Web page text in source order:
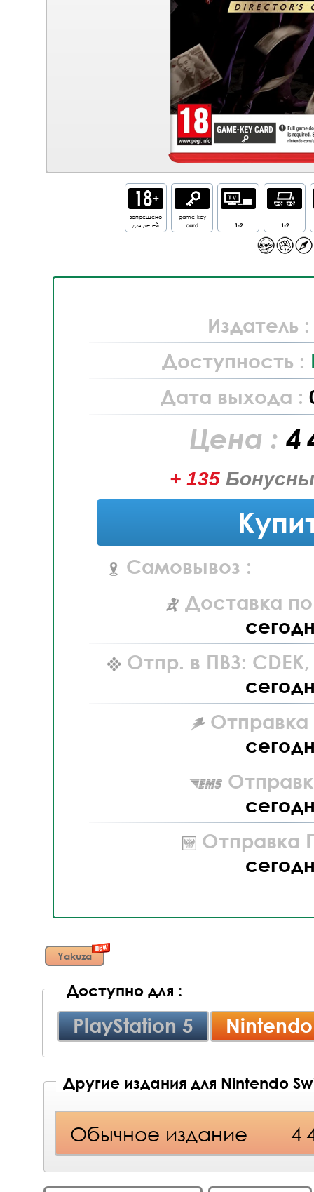
запрещено
для детей
game-key
card
1-2 1-2
Издатель
Доступность :
Дата выхода :
Цена : 4
+ 135
Самовывоз :
Доставка
Отпр. в ПВЗ: CDEK,
Отправка
Отправка
Yakuza
Доступно для :
PlayStation 5
Другие издания для Nintendo
Обычное издание 4